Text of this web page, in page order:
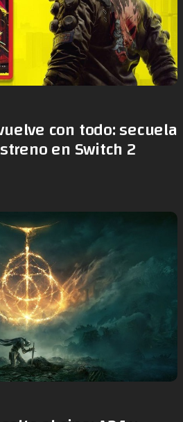
con todo: secuela
en Switch 2